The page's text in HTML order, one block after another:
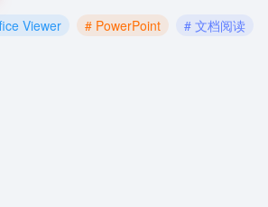
Viewer # PowerPoint
# 文档阅读